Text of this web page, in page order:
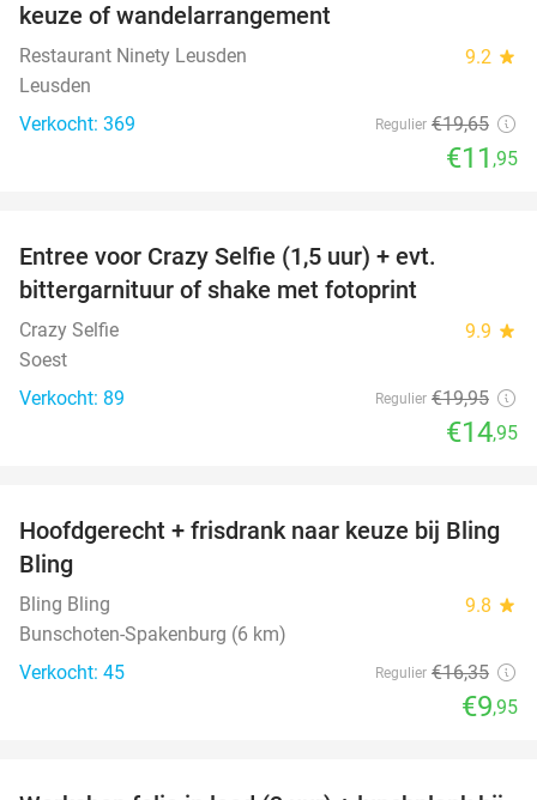
keuze of wandelarrangement
Restaurant Ninety Leusden 9.2 star
Leusden
Verkocht: 369
Regulier €19,65
€11 ,95
Entree voor Crazy Selfie (1,5 uur) + evt.
bittergarnituur of shake met fotoprint
Crazy Selfie 9.9 star
Soest
Verkocht: 89
Regulier €19,95
€14,95
39%
Hoofdgerecht + frisdrank naar keuze bij Bling
Bling
Bling Bling 9.8 star
Bunschoten-Spakenburg (6 km)
Verkocht: 45
Regulier €16,35
€9,95